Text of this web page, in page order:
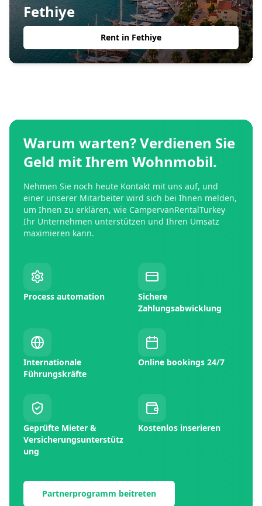
Fethiye
Rent in Fethiye
Warum warten? Verdienen Sie
Geld mit Ihrem Wohnmobil.
Nehmen Sie noch heute Kontakt mit uns auf, und
einer unserer Mitarbeiter wird sich bei Ihnen melden,
um Ihnen zu erklären, wie CampervanRentalTurkey
Ihr Unternehmen unterstützen und Ihren Umsatz
maximieren kann.
Process automation
Sichere
Zahlungsabwicklung
Internationale
Führungskräfte
Online bookings 24/7
Geprüfte Mieter &
Versicherungsunterstütz
ung
Kostenlos inserieren
Partnerprogramm beitreten